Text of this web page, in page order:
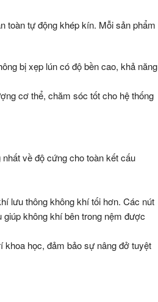
toàn tự động khép kín. Mỗi sản phẩm
bị xẹp lún có độ bền cao, khả năng
cơ thể, chăm sóc tốt cho hệ thống
về độ cứng cho toàn kết cấu
lưu thông không khí tối hơn. Các nút
không khí bên trong nệm được
khoa học, đảm bảo sự nâng đở tuyệt